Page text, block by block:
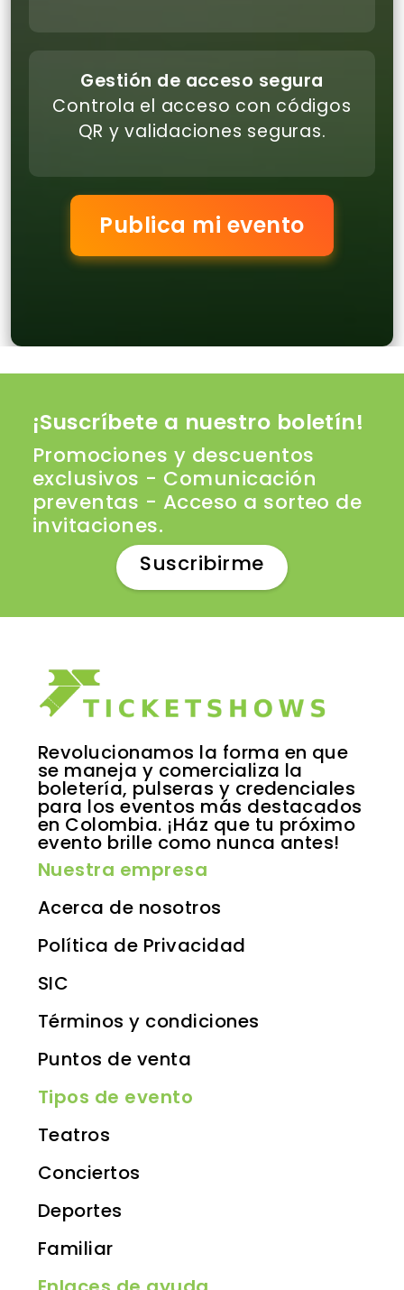
Gestión de acceso segura
Controla el acceso con códigos
QR y validaciones seguras.
Publica mi evento
¡Suscríbete a nuestro boletín!
Promociones y descuentos
exclusivos - Comunicación
preventas - Acceso a sorteo de
invitaciones.
Suscribirme
Revolucionamos la forma en que
se maneja y comercializa la
boletería, pulseras y credenciales
para los eventos más destacados
en Colombia. ¡Ház que tu próximo
evento brille como nunca antes!
Nuestra empresa
Acerca de nosotros
Política de Privacidad
SIC
Términos y condiciones
Puntos de venta
Tipos de evento
Teatros
Conciertos
Deportes
Familiar